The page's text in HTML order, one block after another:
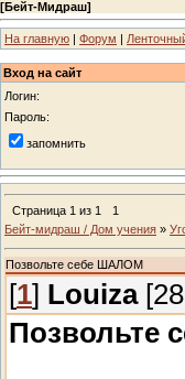
[Бейт-Мидраш]
На главную | Форум |
Вход на сайт
Логин:
Пароль:
запомнить
Страница 1 из 1
1
Бейт-мидраш / Дом учения »
Позвольте себе ШАЛОМ
[1] Louiza[28
Позвольте